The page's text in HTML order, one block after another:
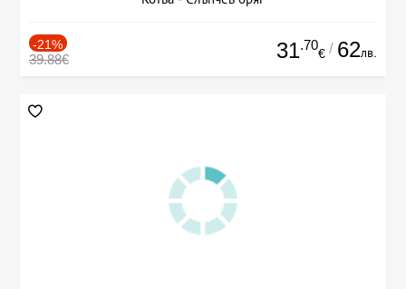
-21%
39.88€ 31.70
€ / 62лв.